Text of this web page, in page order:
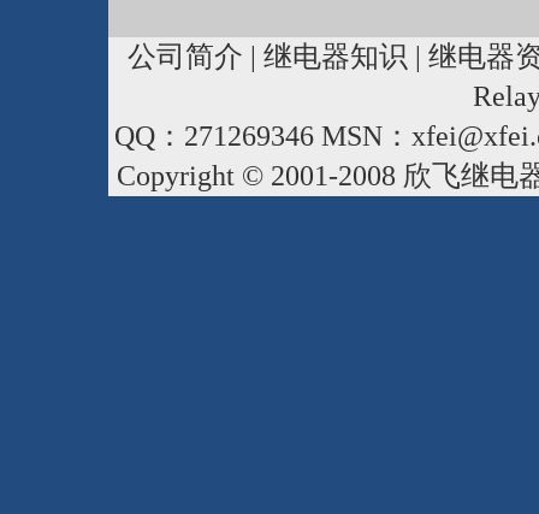
公司简介 | 继电器知识 | 继电器
QQ：271269346 MSN：
Copyright © 2001-2008 欣飞继电